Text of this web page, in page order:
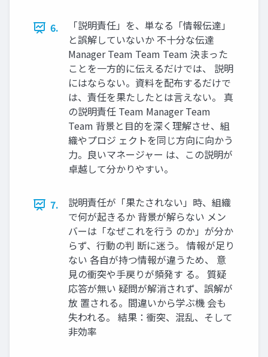
6.
「説明責任」を、単なる「情報伝達」
と誤解していないか 不十分な伝達
Manager Team Team Team 決まった
ことを一方的に伝えるだけでは、 説明
にはならない。資料を配布するだけで
は、責任を果たしたとは言えない。 真
の説明責任 Team Manager Team
Team 背景と目的を深く理解させ、組
織やプロジ ェクトを同じ方向に向かう
力。良いマネージャー は、この説明が
卓越して分かりやすい。
7.
説明責任が「果たされない」時、組織
で何が起きるか 背景が解らない メン
バーは「なぜこれを行う のか」が分か
らず、行動の判 断に迷う。 情報が足り
ない 各自が持つ情報が違うため、 意
見の衝突や手戻りが頻発す る。 質疑
応答が無い 疑問が解消されず、誤解が
放 置される。間違いから学ぶ機 会も
失われる。 結果：衝突、混乱、そして
非効率